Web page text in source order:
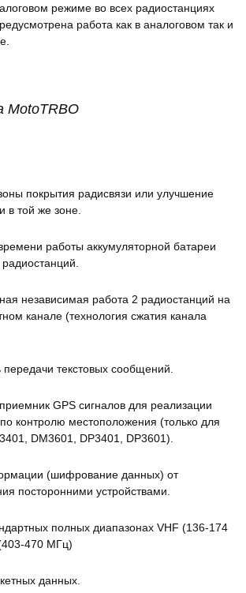
режиме во всех радиостанциях
работа как в аналоговом так и
покрытия радисвязи или улучшение
в той же зоне.
работы аккумуляторной батареи
независимая работа 2 радиостанций на
канале (технология сжатия канала
передачи текстовых сообщений.
GPS сигналов для реализации
контролю местоположения (только для
DM3601, DP3401, DP3601).
(шифрование данных) от
посторонними устройствами.
полных диапазонах VHF (136-174
470 МГц)
данных.